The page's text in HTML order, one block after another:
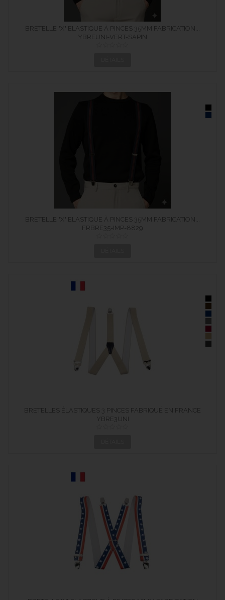
BRETELLE "X" ELASTIQUE À PINCES 35MM FABRICATION...
YBREUNI-VERT-SAPIN
BRETELLE "X" ELASTIQUE À PINCES 35MM FABRICATION...
FRBRE35-IMP-8829
BRETELLES ÉLASTIQUES 3 PINCES FABRIQUÉ EN FRANCE
YBRE3UNI